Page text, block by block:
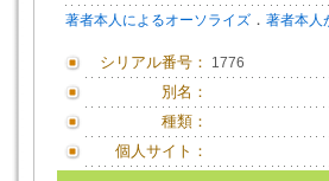
著者本人によるオーソライズ ． 著者本人
シリアル番号： 1776
別名：
種類：
個人サイト：